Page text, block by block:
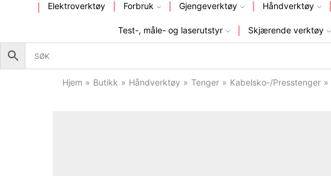
Elektroverktøy Forbruk Gjengeverktøy Håndverktøy
Test-, måle- og laserutstyr Skjærende verktøy
Hjem » Butikk » Håndverktøy » Tenger » Kabelsko-/Presstenger »